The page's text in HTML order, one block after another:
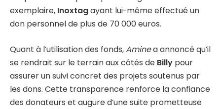
exemplaire, Inoxtagayant lui-même effectué un
don personnel de plus de 70 000 euros.
Quant à l’utilisation des fonds,Aminea annoncé qu’il
se rendrait sur le terrain aux côtés de Billy pour
assurer un suivi concret des projets soutenus par
les dons. Cette transparence renforce la confiance
des donateurs et augure d’une suite prometteuse